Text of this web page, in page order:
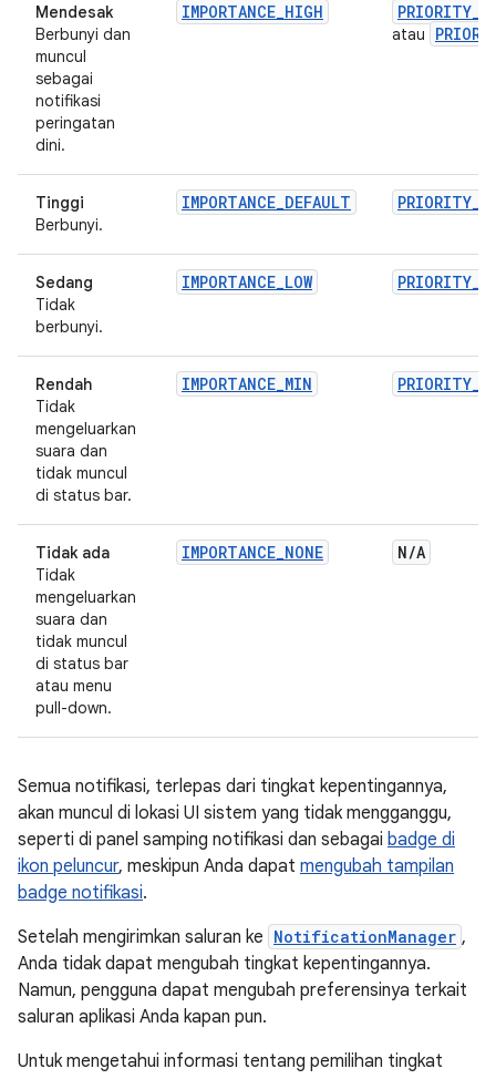
Mendesak
Berbunyi dan
muncul
sebagai
notifikasi
peringatan
dini.
IMPORTANCE_HIGH
atau
Tinggi
Berbunyi.
IMPORTANCE_DEFAULT
Sedang
Tidak
berbunyi.
IMPORTANCE_LOW
Rendah
Tidak
mengeluarkan
suara dan
tidak muncul
di status bar.
IMPORTANCE_MIN
Tidak ada
Tidak
mengeluarkan
suara dan
tidak muncul
di status bar
atau menu
pull-down.
IMPORTANCE_NONE N/A
Semua notifikasi, terlepas dari tingkat kepentingannya,
akan muncul di lokasi UI sistem yang tidak mengganggu,
seperti di panel samping notifikasi dan sebagai badge di
ikon peluncur, meskipun Anda dapat mengubah tampilan
badge notifikasi.
Setelah mengirimkan saluran ke NotificationManager ,
Anda tidak dapat mengubah tingkat kepentingannya.
Namun, pengguna dapat mengubah preferensinya terkait
saluran aplikasi Anda kapan pun.
Untuk mengetahui informasi tentang pemilihan tingkat